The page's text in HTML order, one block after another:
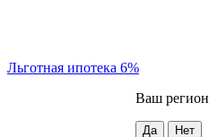
Льготная ипотека 6%
Ваш регион